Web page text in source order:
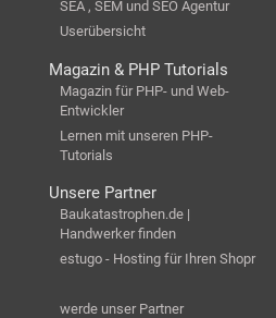
SEA , SEM und SEO Agentur
Userübersicht
Magazin & PHP Tutorials
Magazin für PHP- und Web-
Entwickler
Lernen mit unseren PHP-
Tutorials
Unsere Partner
Baukatastrophen.de |
Handwerker finden
estugo - Hosting für Ihren Shopr
werde unser Partner